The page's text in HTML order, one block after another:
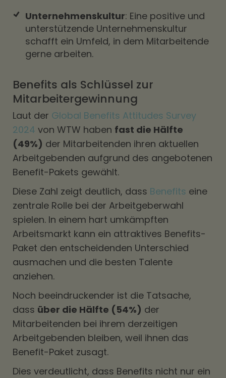
Unternehmenskultur: Eine positive und
unterstützende Unternehmenskultur
schafft ein Umfeld, in dem Mitarbeitende
gerne arbeiten.
Benefits als Schlüssel zur
Mitarbeitergewinnung
Laut der Global Benefits Attitudes Survey
2024 von WTW haben fast die Hälfte
(49%) der Mitarbeitenden ihren aktuellen
Arbeitgebenden aufgrund des angebotenen
Benefit-Pakets gewählt.
Diese Zahl zeigt deutlich, dass Benefits eine
zentrale Rolle bei der Arbeitgeberwahl
spielen. In einem hart umkämpften
Arbeitsmarkt kann ein attraktives Benefits-
Paket den entscheidenden Unterschied
ausmachen und die besten Talente
anziehen.
Noch beeindruckender ist die Tatsache,
dass über die Hälfte (54%) der
Mitarbeitenden bei ihrem derzeitigen
Arbeitgebenden bleiben, weil ihnen das
Benefit-Paket zusagt.
Dies verdeutlicht, dass Benefits nicht nur ein